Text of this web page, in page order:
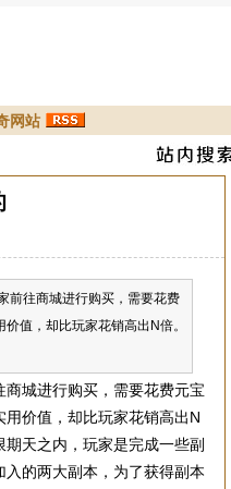
网站
往商城进行购买，需要花费
值，却比玩家花销高出N倍。
城进行购买，需要花费元宝
价值，却比玩家花销高出N
天之内，玩家是完成一些副
的两大副本，为了获得副本